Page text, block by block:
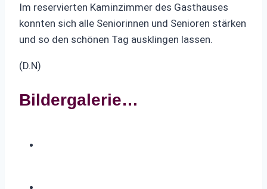
Im reservierten Kaminzimmer des Gasthauses
konnten sich alle Seniorinnen und Senioren stärken
und so den schönen Tag ausklingen lassen.
(D.N)
Bildergalerie…